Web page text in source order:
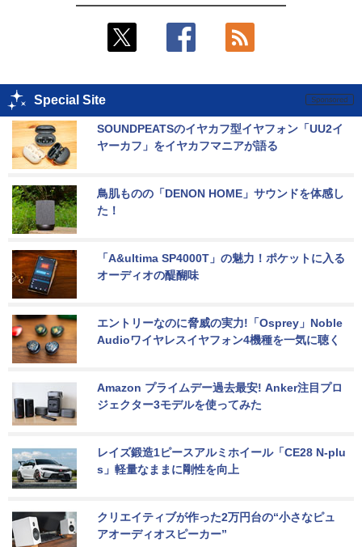
Special Site
SOUNDPEATSのイヤカフ型イヤフォン「UU2イ
ヤーカフ」をイヤカフマニアが語る
鳥肌ものの「DENON HOME」サウンドを体感し
た！
「A&ultima SP4000T」の魅力！ポケットに入る
オーディオの醍醐味
エントリーなのに脅威の実力!「Osprey」Noble
Audioワイヤレスイヤフォン4機種を一気に聴く
Amazon プライムデー過去最安! Anker注目プロ
ジェクター3モデルを使ってみた
レイズ鍛造1ピースアルミホイール「CE28 N-plu
s」軽量なままに剛性を向上
クリエイティブが作った2万円台の“小さなピュ
アオーディオスピーカー”